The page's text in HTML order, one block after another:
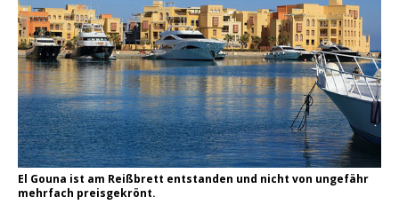
El Gouna ist am Reißbrett entstanden und nicht von ungefähr
mehrfach preisgekrönt.